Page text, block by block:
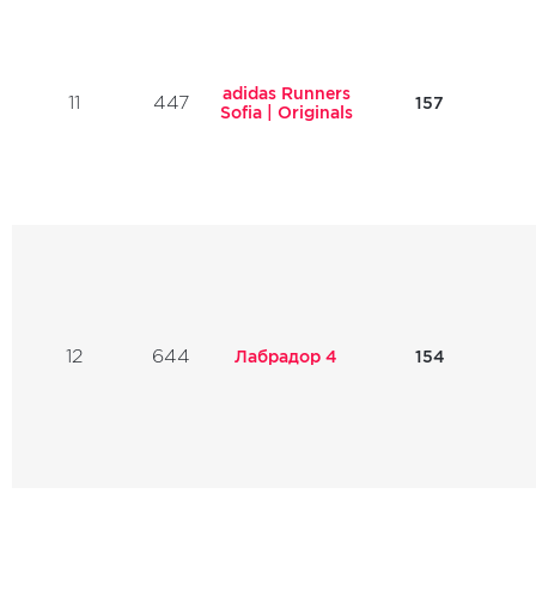
11 447
adidas Runners
Sofia | Originals
157
12 644 Лабрадор 4 154